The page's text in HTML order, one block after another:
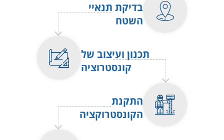
בדיקת תנאיי
השטח
תכנון ועיצוב של
קונסטרוציה
התקנת
הקונסטרוקציה